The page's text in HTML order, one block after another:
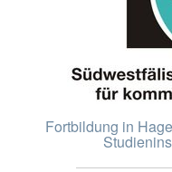
Fortbildung in